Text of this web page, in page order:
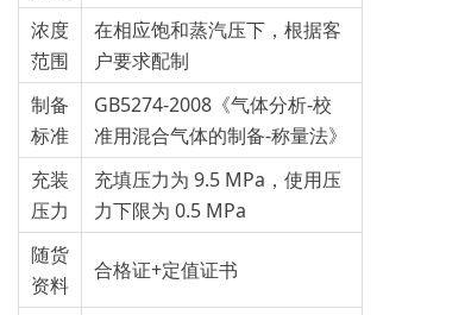
浓度
范围
在相应饱和蒸汽压下，根据客
户要求配制
制备
标准
GB5274-2008《气体分析-校
准用混合气体的制备-称量法》
充装
压力
充填压力为 9.5 MPa，使用压
力下限为 0.5 MPa
随货
资料
合格证+定值证书